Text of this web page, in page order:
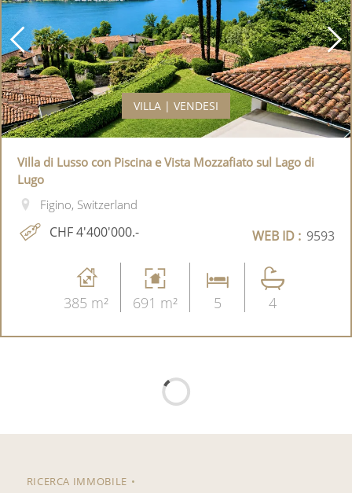
VILLA | VENDESI
Villa di Lusso con Piscina e Vista Mozzafiato sul Lago di
Lugo
Figino, Switzerland
CHF 4'400'000.- WEB ID : 9593
385 m² 691 m² 5 4
RICERCA IMMOBILE